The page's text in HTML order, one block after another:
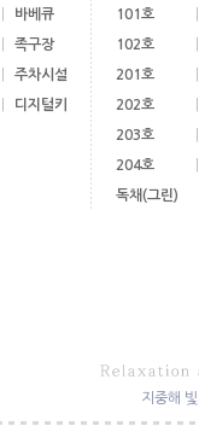
바베큐
족구장
주차시설
디지털키
101호
102호
201호
202호
203호
204호
독채(그린)
지중해